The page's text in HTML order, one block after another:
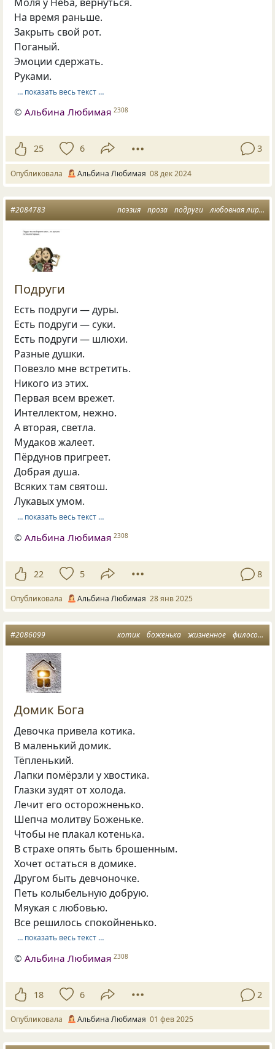
На время раньше.
Закрыть свой рот.
Поганый.
Эмоции сдержать.
Руками.
… показать весь текст …
©Альбина Любимая 2308
25 6 3
Опубликовала Альбина Любимая 08 дек 2024
поэзия проза подруги любовная лирика
#2084783
Подруги
Есть подруги — дуры.
Есть подруги — суки.
Есть подруги — шлюхи.
Разные душки.
Повезло мне встретить.
Никого из этих.
Первая всем врежет.
Интеллектом, нежно.
А вторая, светла.
Мудаков жалеет.
Пёрдунов пригреет.
Добрая душа.
Всяких там святош.
Лукавых умом.
… показать весь текст …
©Альбина Любимая 2308
22 5 8
Опубликовала Альбина Любимая 28 янв 2025
котик боженька жизненное философская лирика
#2086099
Домик Бога
Девочка привела котика.
В маленький домик.
Тёпленький.
Лапки помёрзли у хвостика.
Глазки зудят от холода.
Лечит его осторожненько.
Шепча молитву Боженьке.
Чтобы не плакал котенька.
В страхе опять быть брошенным.
Хочет остаться в домике.
Другом быть девчоночке.
Петь колыбельную добрую.
Мяукая с любовью.
Все решилось спокойненько.
… показать весь текст …
©Альбина Любимая 2308
18 6 2
Опубликовала Альбина Любимая 01 фев 2025